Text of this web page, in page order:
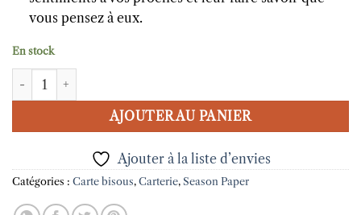
vous pensez à eux.
En stock
quantité de Carte Bisous À la Fenêtre Season Paper
AJOUTER AU PANIER
Ajouter à la liste d’envies
Catégories : Carte bisous, Carterie, Season Paper